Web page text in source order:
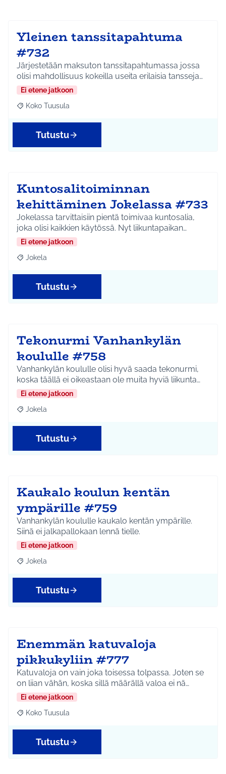
Yleinen tanssitapahtuma
#732
Järjestetään maksuton tanssitapahtumassa jossa
olisi mahdollisuus kokeilla useita erilaisia tansseja…
Ei etene jatkoon
Rajaa tulokset aihepiirin mukaan: Koko Tuusula
Koko Tuusula
Tutustu
Kuntosalitoiminnan
kehittäminen Jokelassa #733
Jokelassa tarvittaisiin pientä toimivaa kuntosalia,
joka olisi kaikkien käytössä. Nyt liikuntapaikan…
Ei etene jatkoon
Rajaa tulokset aihepiirin mukaan: Jokela
Jokela
Tutustu
Tekonurmi Vanhankylän
koululle #758
Vanhankylän koululle olisi hyvä saada tekonurmi,
koska täällä ei oikeastaan ole muita hyviä liikunta…
Ei etene jatkoon
Rajaa tulokset aihepiirin mukaan: Jokela
Jokela
Tutustu
Kaukalo koulun kentän
ympärille #759
Vanhankylän koululle kaukalo kentän ympärille.
Siinä ei jalkapallokaan lennä tielle.
Ei etene jatkoon
Rajaa tulokset aihepiirin mukaan: Jokela
Jokela
Tutustu
Enemmän katuvaloja
pikkukyliin #777
Katuvaloja on vain joka toisessa tolpassa. Joten se
on liian vähän, koska sillä määrällä valoa ei nä…
Ei etene jatkoon
Rajaa tulokset aihepiirin mukaan: Koko Tuusula
Koko Tuusula
Tutustu